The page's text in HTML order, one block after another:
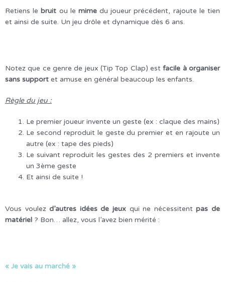
Retiens lebruit ou le mimedu joueur précédent, rajoute le tien
et ainsi de suite. Un jeu drôle et dynamique dès 6 ans.
Notez que ce genre de jeux (Tip Top Clap) estfacile à organiser
sans support et amuse en général beaucoup les enfants.
Règle du jeu :
Le premier joueur invente un geste (ex : claque des mains)
Le second reproduit le geste du premier et en rajoute un
autre (ex : tape des pieds)
Le suivant reproduit les gestes des 2 premiers et invente
un 3ème geste
Et ainsi de suite !
Vous voulezd’autres idées de jeux qui ne nécessitentpas de
matériel ? Bon… allez, vous l’avez bien mérité :
« Je vais au marché »